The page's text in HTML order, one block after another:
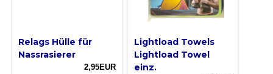
Relags Hülle für
Nassrasierer
2,95EUR
Lightload Towels
Lightload Towel
einz.